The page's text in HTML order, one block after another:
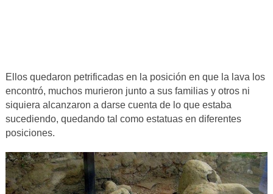
Ellos quedaron petrificadas en la posición en que la lava los
encontró, muchos murieron junto a sus familias y otros ni
siquiera alcanzaron a darse cuenta de lo que estaba
sucediendo, quedando tal como estatuas en diferentes
posiciones.